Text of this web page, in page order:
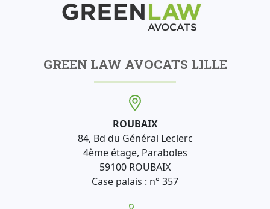
GREEN LAW AVOCATS LILLE
ROUBAIX
84, Bd du Général Leclerc
4ème étage, Paraboles
59100 ROUBAIX
Case palais : n° 357